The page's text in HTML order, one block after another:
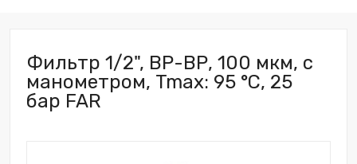
Фильтр 1/2", ВР-ВР, 100 мкм, с
манометром, Tmax: 95 °С, 25
бар FAR